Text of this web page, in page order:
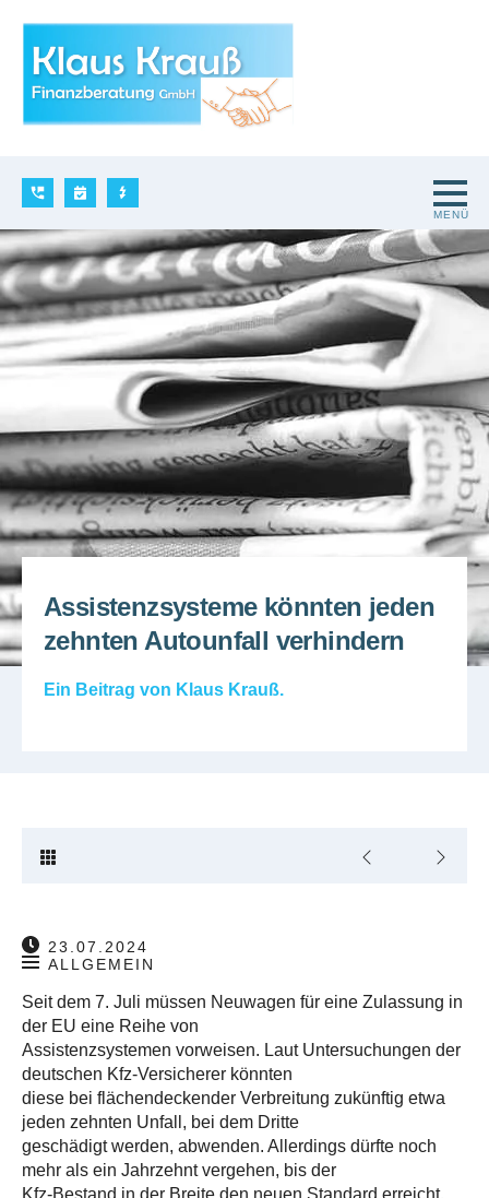
Assistenzsysteme könnten jeden
zehnten Autounfall verhindern
Ein Beitrag von Klaus Krauß.
23.07.2024
ALLGEMEIN
Seit dem 7. Juli müssen Neuwagen für eine Zulassung in
der EU eine Reihe von
Assistenzsystemen vorweisen. Laut Untersuchungen der
deutschen Kfz-Versicherer könnten
diese bei flächendeckender Verbreitung zukünftig etwa
jeden zehnten Unfall, bei dem Dritte
geschädigt werden, abwenden. Allerdings dürfte noch
mehr als ein Jahrzehnt vergehen, bis der
Kfz-Bestand in der Breite den neuen Standard erreicht.